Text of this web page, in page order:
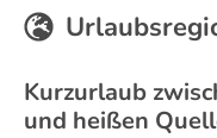
Kurzurlaub
und heißen